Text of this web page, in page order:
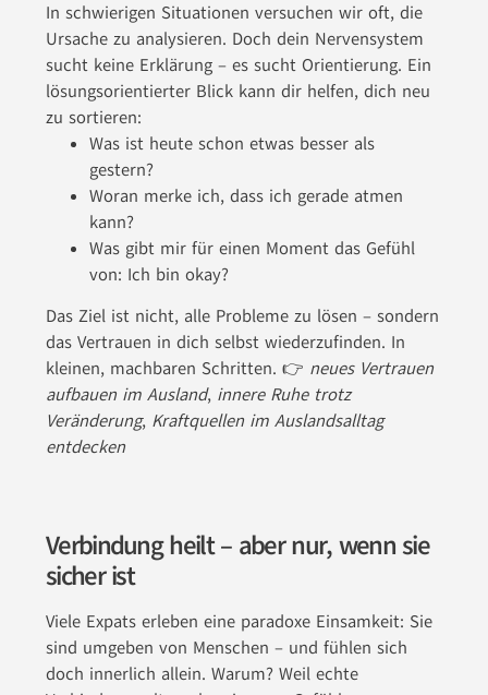
In schwierigen Situationen versuchen wir oft, die
Ursache zu analysieren. Doch dein Nervensystem
sucht keine Erklärung – es sucht Orientierung. Ein
lösungsorientierter Blick kann dir helfen, dich neu
zu sortieren:
Was ist heute schon etwas besser als
gestern?
Woran merke ich, dass ich gerade atmen
kann?
Was gibt mir für einen Moment das Gefühl
von: Ich bin okay?
Das Ziel ist nicht, alle Probleme zu lösen – sondern
das Vertrauen in dich selbst wiederzufinden. In
kleinen, machbaren Schritten. 👉 neues Vertrauen
aufbauen im Ausland, innere Ruhe trotz
Veränderung, Kraftquellen im Auslandsalltag
entdecken
Verbindung heilt – aber nur, wenn sie
sicher ist
Viele Expats erleben eine paradoxe Einsamkeit: Sie
sind umgeben von Menschen – und fühlen sich
doch innerlich allein. Warum? Weil echte